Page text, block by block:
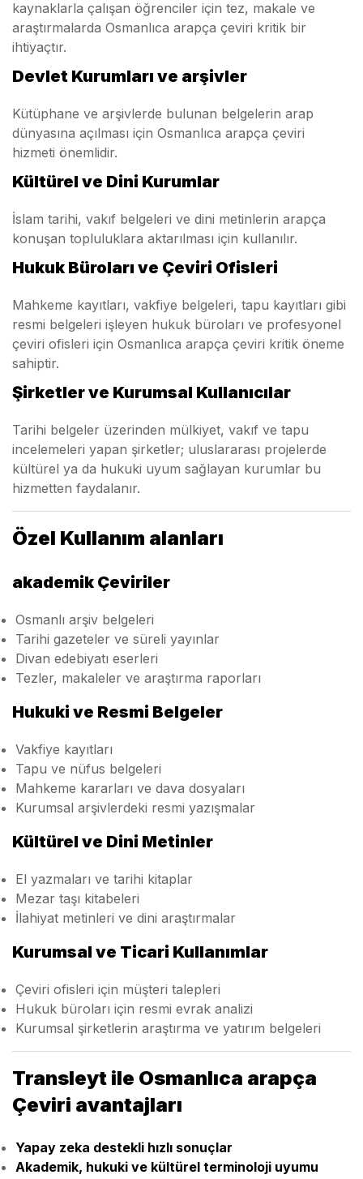
kaynaklarla çalışan öğrenciler için tez, makale ve
araştırmalarda Osmanlıca arapça çeviri kritik bir
ihtiyaçtır.
Devlet Kurumları ve arşivler
Kütüphane ve arşivlerde bulunan belgelerin arap
dünyasına açılması için Osmanlıca arapça çeviri
hizmeti önemlidir.
Kültürel ve Dini Kurumlar
İslam tarihi, vakıf belgeleri ve dini metinlerin arapça
konuşan topluluklara aktarılması için kullanılır.
Hukuk Büroları ve Çeviri Ofisleri
Mahkeme kayıtları, vakfiye belgeleri, tapu kayıtları gibi
resmi belgeleri işleyen hukuk büroları ve profesyonel
çeviri ofisleri için Osmanlıca arapça çeviri kritik öneme
sahiptir.
Şirketler ve Kurumsal Kullanıcılar
Tarihi belgeler üzerinden mülkiyet, vakıf ve tapu
incelemeleri yapan şirketler; uluslararası projelerde
kültürel ya da hukuki uyum sağlayan kurumlar bu
hizmetten faydalanır.
Özel Kullanım alanları
akademik Çeviriler
Osmanlı arşiv belgeleri
Tarihi gazeteler ve süreli yayınlar
Divan edebiyatı eserleri
Tezler, makaleler ve araştırma raporları
Hukuki ve Resmi Belgeler
Vakfiye kayıtları
Tapu ve nüfus belgeleri
Mahkeme kararları ve dava dosyaları
Kurumsal arşivlerdeki resmi yazışmalar
Kültürel ve Dini Metinler
El yazmaları ve tarihi kitaplar
Mezar taşı kitabeleri
İlahiyat metinleri ve dini araştırmalar
Kurumsal ve Ticari Kullanımlar
Çeviri ofisleri için müşteri talepleri
Hukuk büroları için resmi evrak analizi
Kurumsal şirketlerin araştırma ve yatırım belgeleri
Transleyt ile Osmanlıca arapça
Çeviri avantajları
Yapay zeka destekli hızlı sonuçlar
Akademik, hukuki ve kültürel terminoloji uyumu